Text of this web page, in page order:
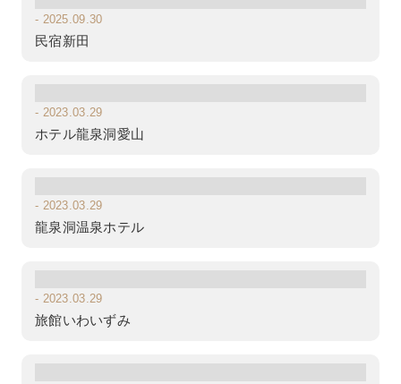
- 2025.09.30
民宿新田
- 2023.03.29
ホテル龍泉洞愛山
- 2023.03.29
龍泉洞温泉ホテル
- 2023.03.29
旅館いわいずみ